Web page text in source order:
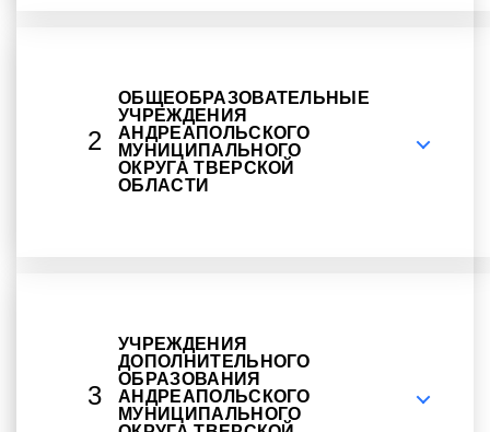
2
ОБЩЕОБРАЗОВАТЕЛЬНЫЕ
УЧРЕЖДЕНИЯ
АНДРЕАПОЛЬСКОГО
МУНИЦИПАЛЬНОГО
ОКРУГА ТВЕРСКОЙ
ОБЛАСТИ
3
УЧРЕЖДЕНИЯ
ДОПОЛНИТЕЛЬНОГО
ОБРАЗОВАНИЯ
АНДРЕАПОЛЬСКОГО
МУНИЦИПАЛЬНОГО